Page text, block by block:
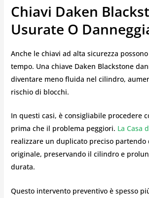
Chiavi Daken
Usurate O
Anche le chiavi ad alta sicurezza
tempo. Una chiave Daken Blackstone
diventare meno fluida nel cilindro,
rischio di blocchi.
In questi casi, è consigliabile procedere
prima che il problema peggiori. La Casa
realizzare un duplicato preciso partendo
originale, preservando il cilindro e
durata.
Questo intervento preventivo è spesso